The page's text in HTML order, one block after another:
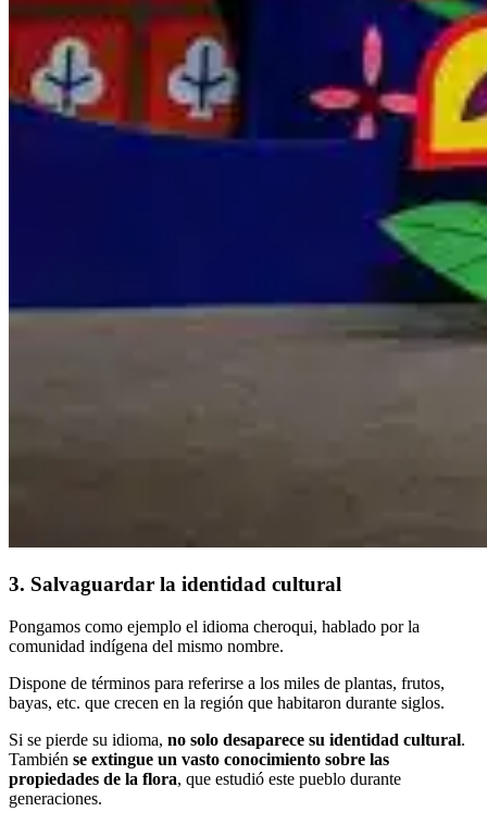
3. Salvaguardar la identidad cultural
Pongamos como ejemplo el idioma cheroqui, hablado por la
comunidad indígena del mismo nombre.
Dispone de términos para referirse a los miles de plantas, frutos,
bayas, etc. que crecen en la región que habitaron durante siglos.
Si se pierde su idioma, no solo desaparece su identidad cultural.
También se extingue un vasto conocimiento sobre las
propiedades de la flora, que estudió este pueblo durante
generaciones.